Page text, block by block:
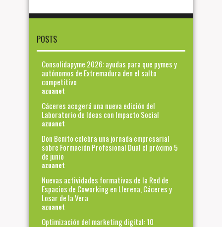
POSTS
Consolidapyme 2026: ayudas para que pymes y
autónomos de Extremadura den el salto
competitivo
azuanet
Cáceres acogerá una nueva edición del
Laboratorio de Ideas con Impacto Social
azuanet
Don Benito celebra una jornada empresarial
sobre Formación Profesional Dual el próximo 5
de junio
azuanet
Nuevas actividades formativas de la Red de
Espacios de Coworking en Llerena, Cáceres y
Losar de la Vera
azuanet
Optimización del marketing digital: 10